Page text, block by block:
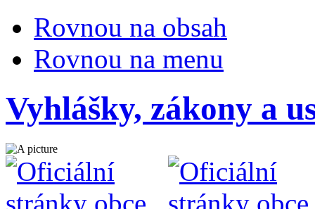
Rovnou na obsah
Rovnou na menu
Vyhlášky, zákony a